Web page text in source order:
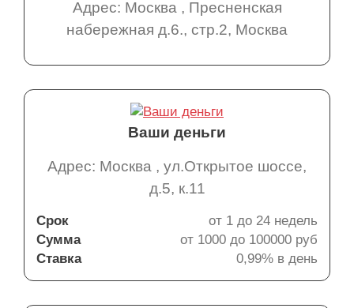
Адрес: Москва , Пресненская
набережная д.6., стр.2, Москва
Ваши деньги
Адрес: Москва , ул.Открытое шоссе,
д.5, к.11
Срок
от 1 до 24 недель
Сумма
от 1000 до 100000 руб
Ставка
0,99% в день